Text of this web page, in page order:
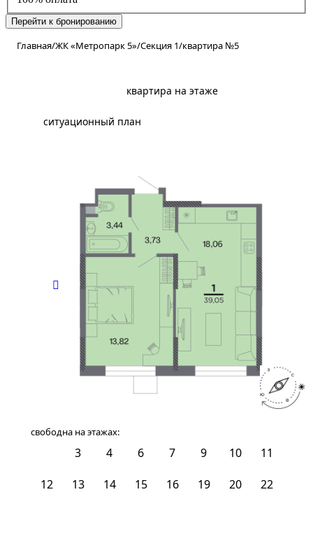
Перейти к бронированию
Главная/ЖК «Метропарк 5»/Секция 1/квартира №5
квартира на этаже
ситуационный план
свободна на этажах:
3 4 6 7 9 10 11
12 13 14 15 16 19 20 22